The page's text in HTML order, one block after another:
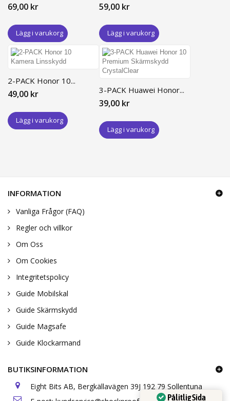
69,00 kr
Lägg i varukorg
59,00 kr
Lägg i varukorg
2-PACK Honor 10...
49,00 kr
Lägg i varukorg
3-PACK Huawei Honor...
39,00 kr
Lägg i varukorg
INFORMATION
Vanliga Frågor (FAQ)
Regler och villkor
Om Oss
Om Cookies
Integritetspolicy
Guide Mobilskal
Guide Skärmskydd
Guide Magsafe
Guide Klockarmand
BUTIKSINFORMATION
Eight Bits AB, Bergkällavägen 39J 192 79 Sollentuna
Pålitlig Sida